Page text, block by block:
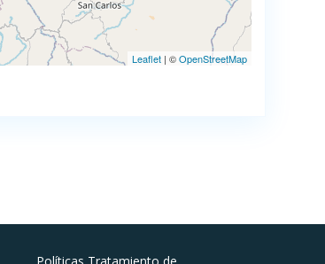
Leaflet| ©OpenStreetMap